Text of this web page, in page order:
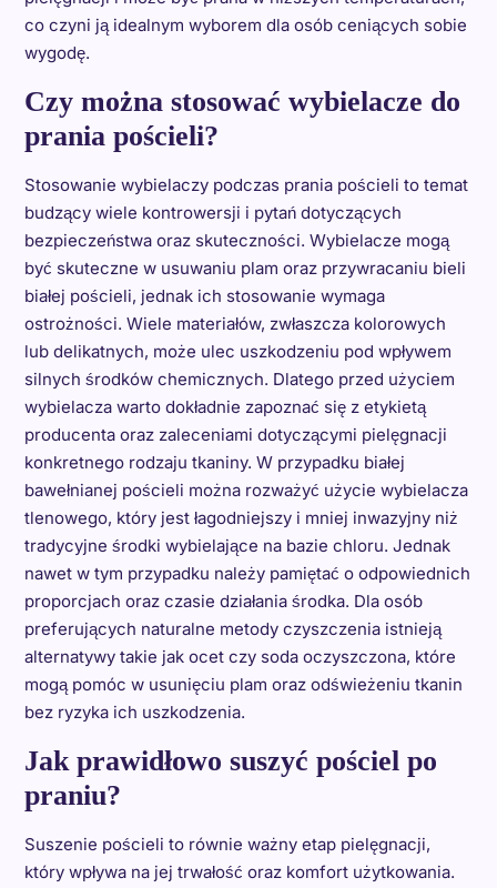
co czyni ją idealnym wyborem dla osób ceniących sobie
wygodę.
Czy można stosować wybielacze do
prania pościeli?
Stosowanie wybielaczy podczas prania pościeli to temat
budzący wiele kontrowersji i pytań dotyczących
bezpieczeństwa oraz skuteczności. Wybielacze mogą
być skuteczne w usuwaniu plam oraz przywracaniu bieli
białej pościeli, jednak ich stosowanie wymaga
ostrożności. Wiele materiałów, zwłaszcza kolorowych
lub delikatnych, może ulec uszkodzeniu pod wpływem
silnych środków chemicznych. Dlatego przed użyciem
wybielacza warto dokładnie zapoznać się z etykietą
producenta oraz zaleceniami dotyczącymi pielęgnacji
konkretnego rodzaju tkaniny. W przypadku białej
bawełnianej pościeli można rozważyć użycie wybielacza
tlenowego, który jest łagodniejszy i mniej inwazyjny niż
tradycyjne środki wybielające na bazie chloru. Jednak
nawet w tym przypadku należy pamiętać o odpowiednich
proporcjach oraz czasie działania środka. Dla osób
preferujących naturalne metody czyszczenia istnieją
alternatywy takie jak ocet czy soda oczyszczona, które
mogą pomóc w usunięciu plam oraz odświeżeniu tkanin
bez ryzyka ich uszkodzenia.
Jak prawidłowo suszyć pościel po
praniu?
Suszenie pościeli to równie ważny etap pielęgnacji,
który wpływa na jej trwałość oraz komfort użytkowania.